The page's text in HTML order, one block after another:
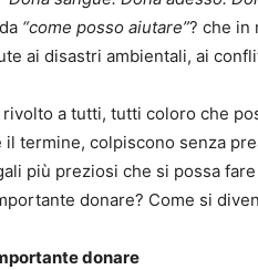
“come posso aiutare”? che in
ai disastri ambientali, ai
rivolto a tutti, tutti coloro che
il termine, colpiscono senza
più preziosi che si possa
donare? Come si
donare